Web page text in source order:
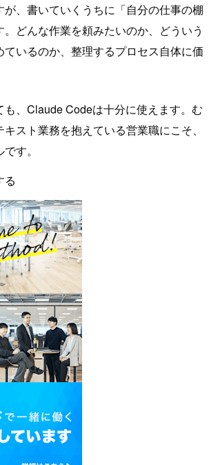
が、書いていくうちに「自分の仕事の棚
どんな作業を頼みたいのか、どういう
ているのか、整理するプロセス自体に価
も、Claude Codeは十分に使えます。む
スト業務を抱えている営業職にこそ、
す。
る